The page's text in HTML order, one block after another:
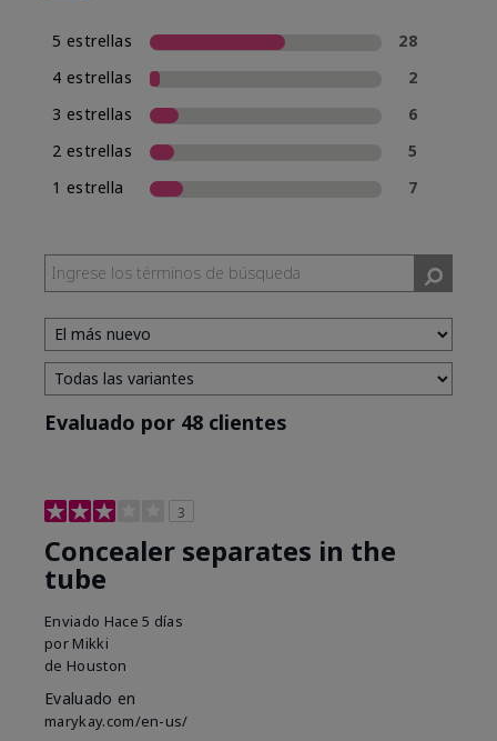
5 estrellas
28
4 estrellas
2
3 estrellas
6
2 estrellas
5
1 estrella
7
Evaluado por 48 clientes
3
Concealer separates in the
tube
Enviado Hace 5 días
por Mikki
de Houston
Evaluado en
marykay.com/en-us/